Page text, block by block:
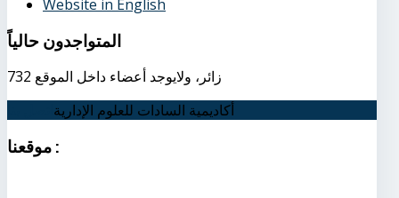
Website in English
المتواجدون حالياً
732 زائر، ولايوجد أعضاء داخل الموقع
أكاديمية السادات للعلوم الإدارية
: